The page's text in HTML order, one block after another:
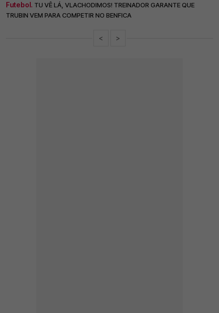
Futebol. TU VÊ LÁ, VLACHODIMOS! TREINADOR GARANTE QUE
TRUBIN VEM PARA COMPETIR NO BENFICA
< >